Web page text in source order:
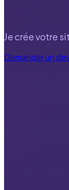
Je crée votre
Demander un